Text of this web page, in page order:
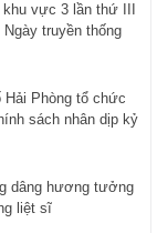
vực 3 lần thứ III
truyền thống
Phòng tổ chức
sách nhân dịp kỷ
dâng hương tưởng
liệt sĩ